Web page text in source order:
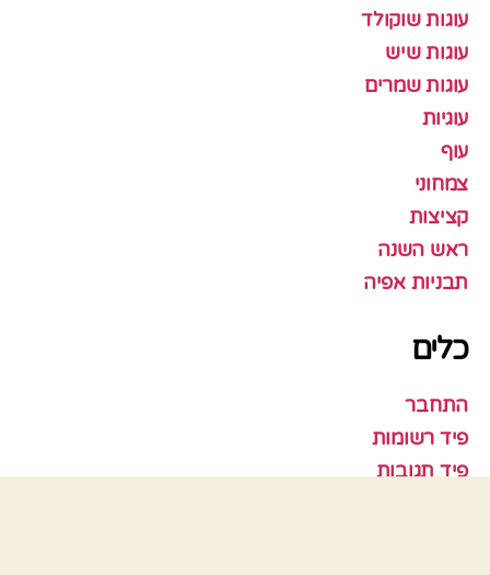
עוגות שוקולד
עוגות שיש
עוגות שמרים
עוגיות
עוף
צמחוני
קציצות
ראש השנה
תבניות אפיה
כלים
התחבר
פיד רשומות
פיד תגובות